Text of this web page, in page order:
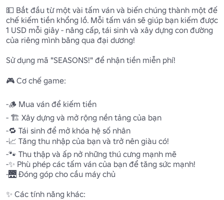
💵 Bắt đầu từ một vài tấm ván và biến chúng thành một đế
chế kiếm tiền khổng lồ. Mỗi tấm ván sẽ giúp bạn kiếm được
1 USD mỗi giây - nâng cấp, tái sinh và xây dựng con đường
của riêng mình băng qua đại dương!
Sử dụng mã "SEASONS!" để nhận tiền miễn phí!
🎮 Cơ chế game:
-🪵 Mua ván để kiếm tiền
- 🏗️ Xây dựng và mở rộng nền tảng của bạn
-🔁 Tái sinh để mở khóa hệ số nhân
-📈 Tăng thu nhập của bạn và trở nên giàu có!
-🐾 Thu thập và ấp nở những thú cưng mạnh mẽ
-✨ Phù phép các tấm ván của bạn để tăng sức mạnh!
-🌉 Đóng góp cho cầu máy chủ
✨ Các tính năng khác: